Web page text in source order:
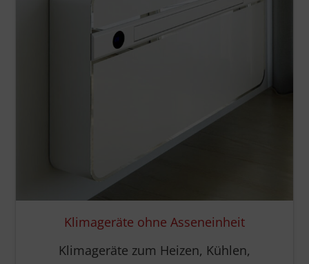
Klimageräte ohne Asseneinheit
Klimageräte zum Heizen, Kühlen,